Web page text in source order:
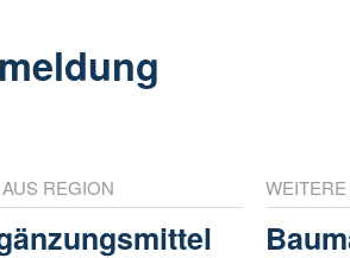
REGION